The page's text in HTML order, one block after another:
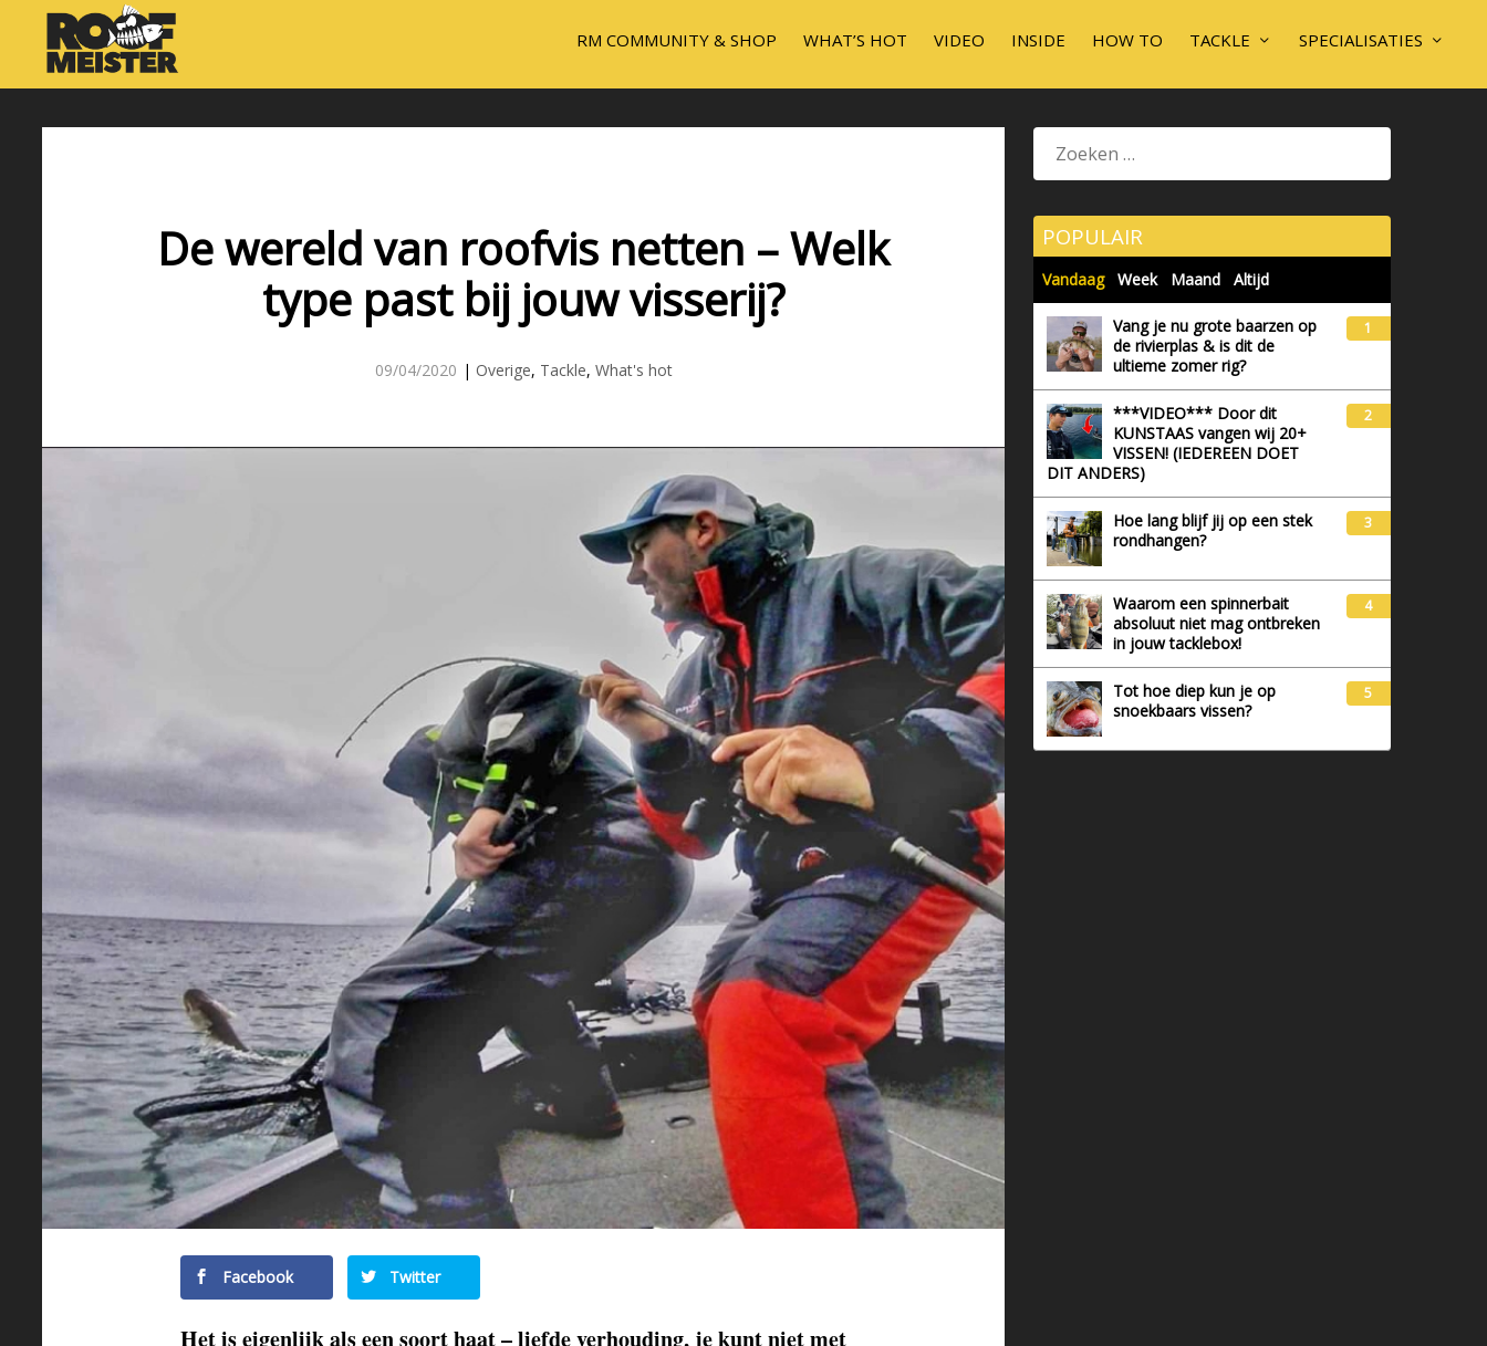
RM COMMUNITY & SHOP WHAT’S HOT VIDEO INSIDE HOW TO TACKLE SPECIALISATIES
De wereld van roofvis netten – Welk
type past bij jouw visserij?
09/04/2020 | Overige, Tackle, What's hot
Facebook Twitter
Het is eigenlijk als een soort haat – liefde verhouding, je kunt niet met
POPULAIR
Vandaag Week Maand Altijd
Vang je nu grote baarzen op
de rivierplas & is dit de
ultieme zomer rig?
1
***VIDEO*** Door dit
KUNSTAAS vangen wij 20+
VISSEN! (IEDEREEN DOET
DIT ANDERS)
2
Hoe lang blijf jij op een stek
rondhangen?
3
Waarom een spinnerbait
absoluut niet mag ontbreken
in jouw tacklebox!
4
Tot hoe diep kun je op
snoekbaars vissen?
5